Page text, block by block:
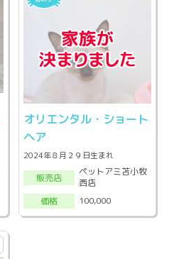
オリエンタル・ショート
ヘア
2024年８月２９日生まれ
販売店
ペットアミ苫小牧
西店
価格
100,000